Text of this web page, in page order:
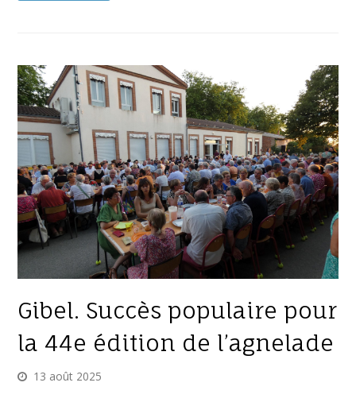
Gibel. Succès populaire pour
la 44e édition de l’agnelade
13 août 2025